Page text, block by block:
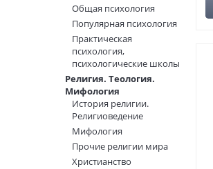
Общая психология
Популярная психология
Практическая
психология,
психологические школы
Религия. Теология.
Мифология
История религии.
Религиоведение
Мифология
Прочие религии мира
Христианство